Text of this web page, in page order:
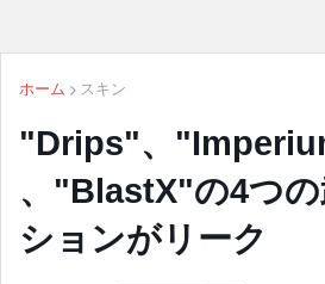
ホーム スキン
"Drips"、
、"BlastX"の4つの
ションがリーク